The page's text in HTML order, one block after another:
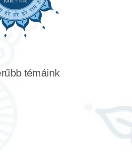
témáink